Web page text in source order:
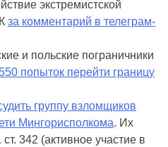
экстремистской
за комментарий в телеграм-
и польские пограничники
550 попыток перейти границу
группу взломщиков
Мингорисполкома. Их
342 (активное участие в